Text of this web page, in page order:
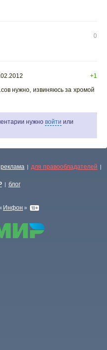
0
+1
нужно, извиняюсь за хромой
нужно войти или
реклама | для правообладателей |
| блог
Инфон »